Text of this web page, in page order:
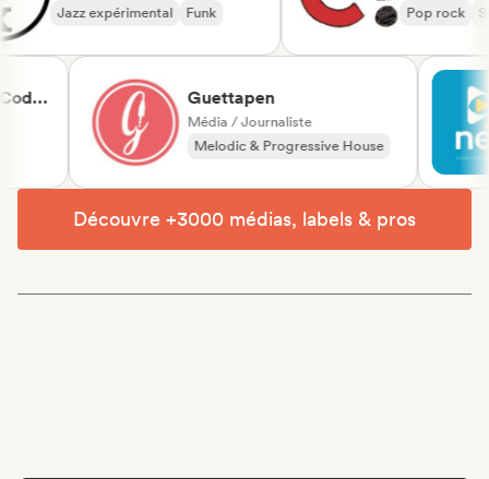
Jazz expérimental
Pop
Guettapen
Média / Journaliste
Melodic & Progressive House
Découvre +3000 médias, labels & pros